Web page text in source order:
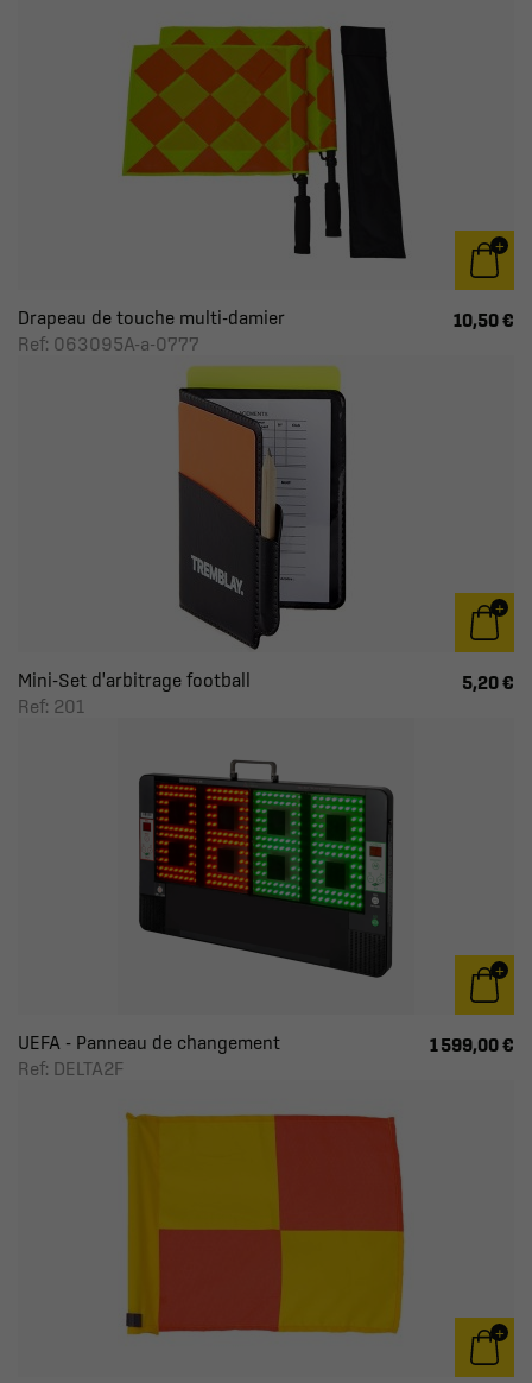
Drapeau de touche multi-damier
Ref: 063095A-a-0777
10,50 €
Mini-Set d'arbitrage football
Ref: 201
5,20 €
UEFA - Panneau de changement
Ref: DELTA2F
1 599,00 €